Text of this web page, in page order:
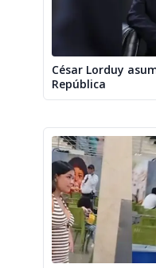
César Lorduy
República